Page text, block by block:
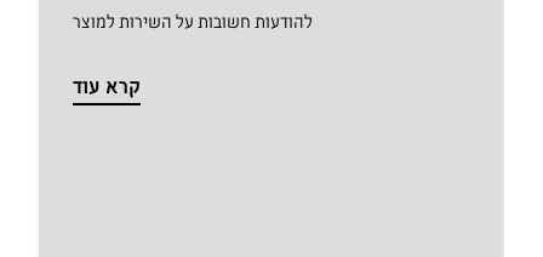
להודעות חשובות על השירות למוצר
קרא עוד